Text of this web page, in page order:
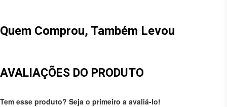
Quem Comprou, Também Levou
AVALIAÇÕES DO PRODUTO
Tem esse produto? Seja o primeiro a avaliá-lo!